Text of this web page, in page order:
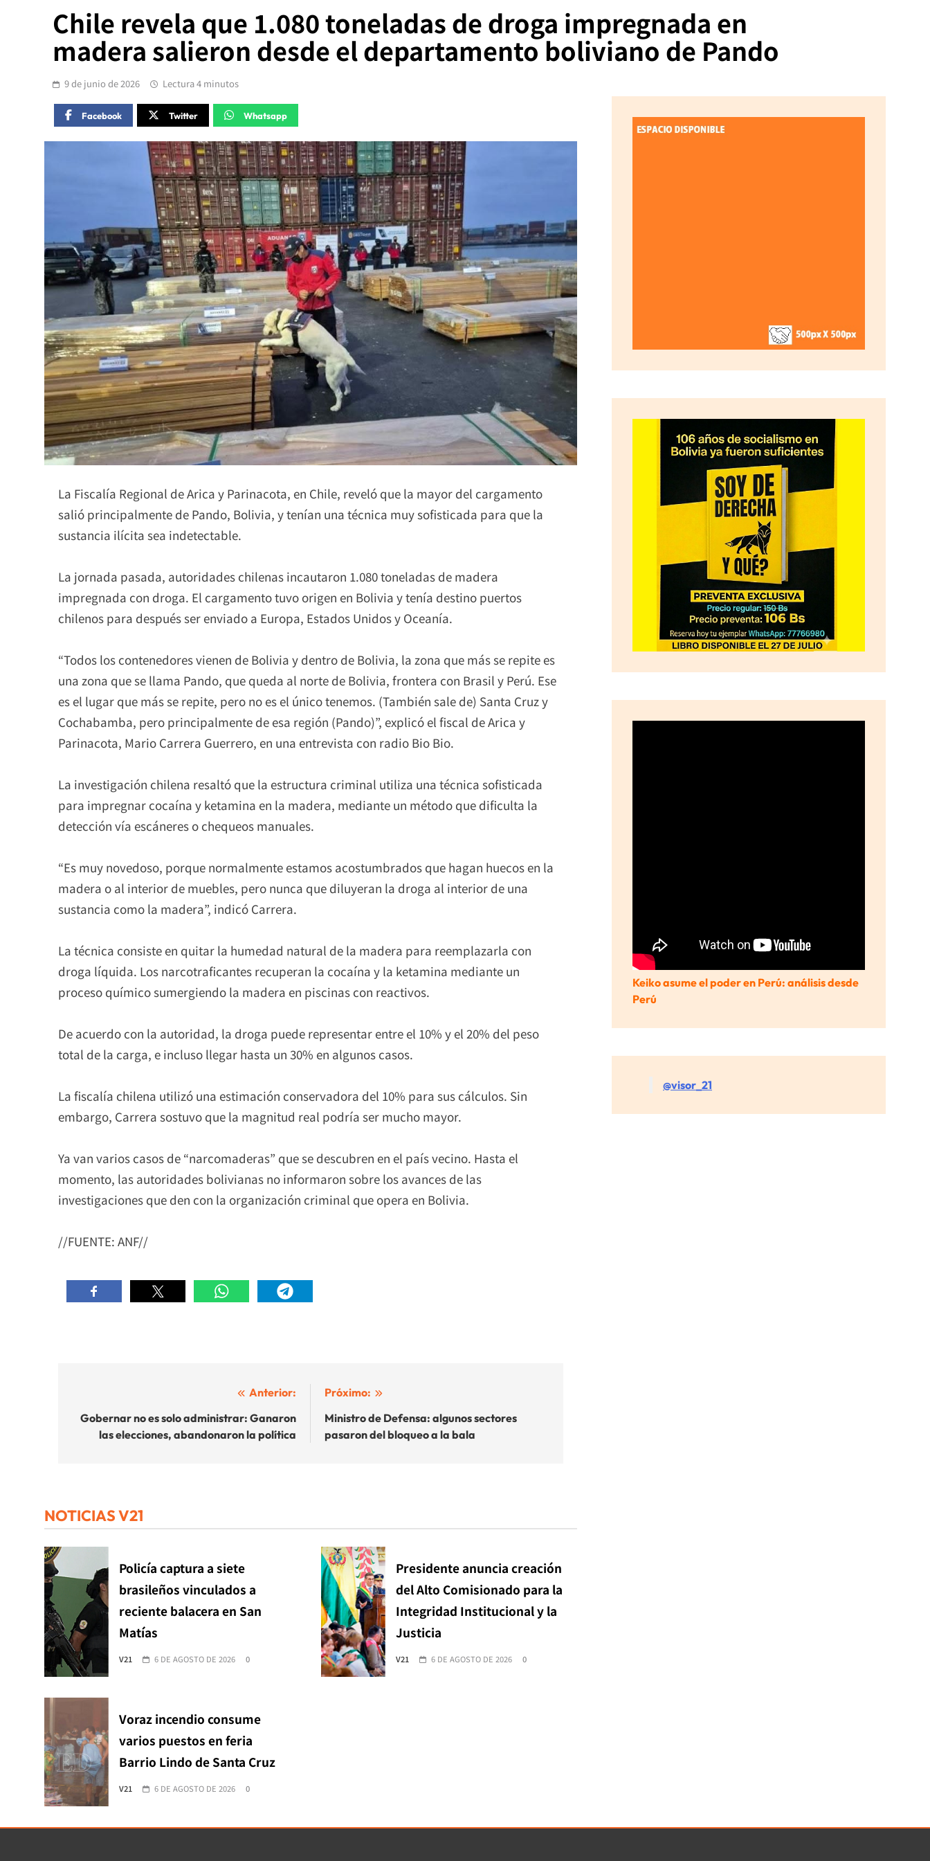
Chile revela que 1.080 toneladas de droga impregnada en
madera salieron desde el departamento boliviano de Pando
9 de junio de 2026 Lectura 4 minutos
Facebook Twitter Whatsapp
La Fiscalía Regional de Arica y Parinacota, en Chile, reveló que la mayor del cargamento
salió principalmente de Pando, Bolivia, y tenían una técnica muy sofisticada para que la
sustancia ilícita sea indetectable.
La jornada pasada, autoridades chilenas incautaron 1.080 toneladas de madera
impregnada con droga. El cargamento tuvo origen en Bolivia y tenía destino puertos
chilenos para después ser enviado a Europa, Estados Unidos y Oceanía.
“Todos los contenedores vienen de Bolivia y dentro de Bolivia, la zona que más se repite es
una zona que se llama Pando, que queda al norte de Bolivia, frontera con Brasil y Perú. Ese
es el lugar que más se repite, pero no es el único tenemos. (También sale de) Santa Cruz y
Cochabamba, pero principalmente de esa región (Pando)”, explicó el fiscal de Arica y
Parinacota, Mario Carrera Guerrero, en una entrevista con radio Bio Bio.
La investigación chilena resaltó que la estructura criminal utiliza una técnica sofisticada
para impregnar cocaína y ketamina en la madera, mediante un método que dificulta la
detección vía escáneres o chequeos manuales.
“Es muy novedoso, porque normalmente estamos acostumbrados que hagan huecos en la
madera o al interior de muebles, pero nunca que diluyeran la droga al interior de una
sustancia como la madera”, indicó Carrera.
La técnica consiste en quitar la humedad natural de la madera para reemplazarla con
droga líquida. Los narcotraficantes recuperan la cocaína y la ketamina mediante un
proceso químico sumergiendo la madera en piscinas con reactivos.
De acuerdo con la autoridad, la droga puede representar entre el 10% y el 20% del peso
total de la carga, e incluso llegar hasta un 30% en algunos casos.
La fiscalía chilena utilizó una estimación conservadora del 10% para sus cálculos. Sin
embargo, Carrera sostuvo que la magnitud real podría ser mucho mayor.
Ya van varios casos de “narcomaderas” que se descubren en el país vecino. Hasta el
momento, las autoridades bolivianas no informaron sobre los avances de las
investigaciones que den con la organización criminal que opera en Bolivia.
//FUENTE: ANF//
de
entradas
Anterior:
Gobernar no es solo administrar: Ganaron
las elecciones, abandonaron la política
Próximo:
Ministro de Defensa: algunos sectores
pasaron del bloqueo a la bala
NOTICIAS V21
Policía captura a siete
brasileños vinculados a
reciente balacera en San
Matías
V21 6 DE AGOSTO DE 2026 0
Presidente anuncia creación
del Alto Comisionado para la
Integridad Institucional y la
Justicia
V21 6 DE AGOSTO DE 2026 0
Voraz incendio consume
varios puestos en feria
Barrio Lindo de Santa Cruz
V21 6 DE AGOSTO DE 2026 0
Keiko asume el poder en Perú: análisis desde
Perú
@visor_21